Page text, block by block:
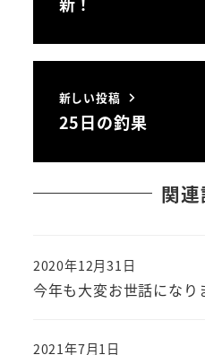
新しい投稿
25日の釣果
関
今年も大変お世話になり
投稿日
2020年12月31日
2021年7月1日